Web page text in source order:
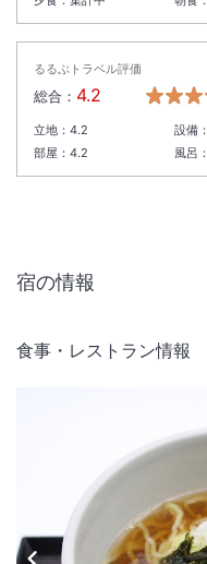
るるぶトラベル評価
総合： 4.2
立地： 4.2 設備：
部屋： 4.2 風呂：
宿の情報
食事・レストラン情報